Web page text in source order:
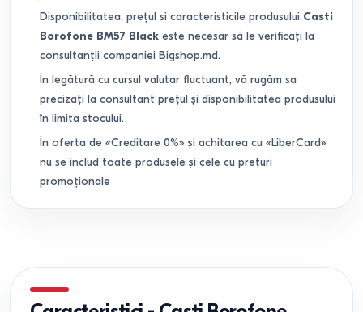
Disponibilitatea, prețul si caracteristicile produsului Casti
Borofone BM57 Black este necesar să le verificați la
consultanții companiei Bigshop.md.
În legătură cu cursul valutar fluctuant, vă rugăm sa
precizați la consultant prețul și disponibilitatea produsului
în limita stocului.
În oferta de «Creditare 0%» și achitarea cu «LiberCard»
nu se includ toate produsele și cele cu prețuri
promoționale